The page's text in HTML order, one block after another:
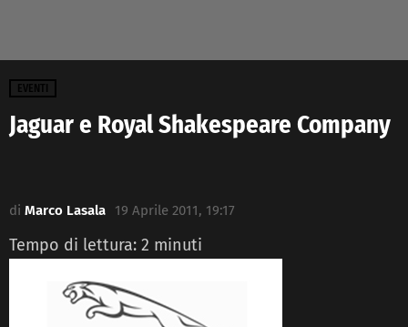
EVENTI
Jaguar e Royal Shakespeare Company
di Marco Lasala 19 Aprile 2011, 19:17
Tempo di lettura: 2 minuti